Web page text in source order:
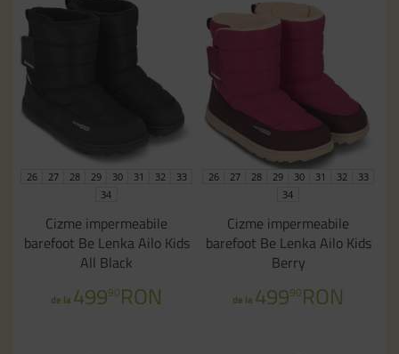
26 27 28 29 30 31 32
33
34
Cizme impermeabile
barefoot Be Lenka Ailo Kids
All Black
de la 49990RON
26 27 28 29 30 31 32
33
34
Cizme impermeabile
barefoot Be Lenka Ailo Kids
Berry
de la 49990RON